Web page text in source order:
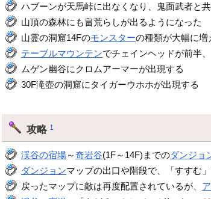
ハブーンが天馬峠に出なくなり、鬼面武者と
山頂の森林にも畠荒らしが出るようになった
山霊の洞窟14Fのモンスターの種類が大幅に増
テーブルマウンテンでチェインヘッドが前半
ムゲン幽谷にクロムアーマーが出現する
30F滝壺の洞窟にタイガーウホホが出現する
攻略†
渓谷の宿場～奇岩谷(1F～14F)までのダンジョ
ダンジョンマップの出口や階段で、「すすむ
戻ったマップに敵は再度配置されているが、